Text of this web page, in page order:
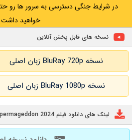
در شرایط جنگی دسترسی به سرور ها رو
خواهید داشت
نسخه های قابل پخش آنلاین
نسخه BluRay 720p زبان اصلی
نسخه BluRay 1080p زبان اصلی
لینک های دانلود فیلم Spermageddon 2024